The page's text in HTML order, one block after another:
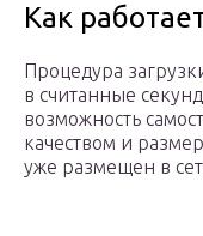
Как
Процедура
в считанные
возможность
качеством и
уже размещен в